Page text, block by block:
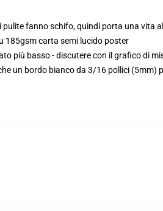
pulite fanno schifo, quindi porta una vita
185gsm carta semi lucido poster
più basso - discutere con il grafico di
un bordo bianco da 3/16 pollici (5mm)